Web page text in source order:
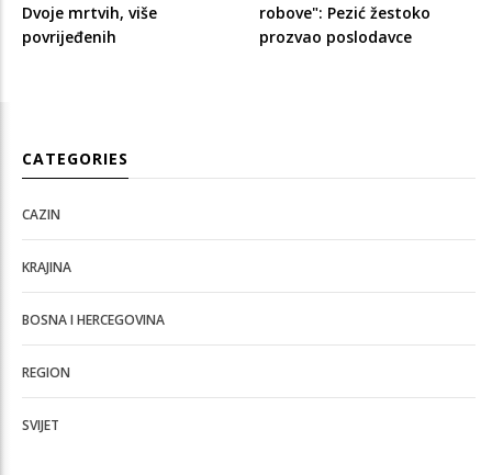
Dvoje mrtvih, više
povrijeđenih
robove": Pezić žestoko
prozvao poslodavce
CATEGORIES
CAZIN
KRAJINA
BOSNA I HERCEGOVINA
REGION
SVIJET